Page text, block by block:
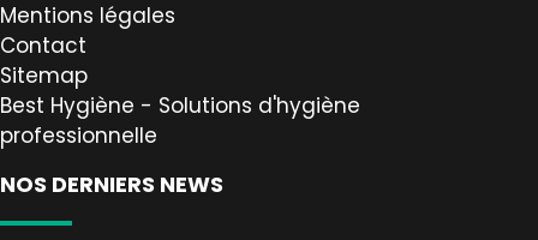
Mentions légales
Contact
Sitemap
Best Hygiène - Solutions d'hygiène
professionnelle
NOS DERNIERS NEWS